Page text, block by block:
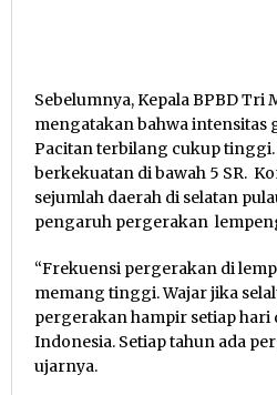
Sebelumnya, Kepala BPBD Tri
mengatakan bahwa intensitas
Pacitan terbilang cukup
berkekuatan di bawah 5 SR.
sejumlah daerah di selatan
pengaruh pergerakan
“Frekuensi pergerakan di
memang tinggi. Wajar jika
pergerakan hampir setiap hari
Indonesia. Setiap tahun ada
ujarnya.